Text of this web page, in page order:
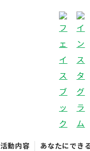
活動内容 あなたにでき